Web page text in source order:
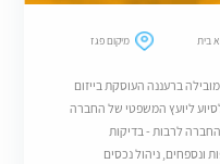
בית מיקום פגז
ברעננה העוסקת בייזום
ליועץ המשפטי של החברה
לרבות - בדיקות
ונספחים, ניהול נכסים